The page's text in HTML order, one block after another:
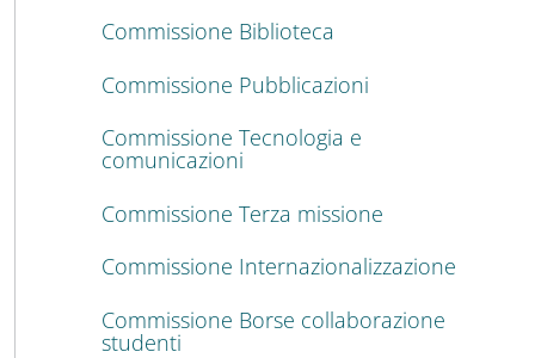
Commissione Biblioteca
Commissione Pubblicazioni
Commissione Tecnologia e
comunicazioni
Commissione Terza missione
Commissione Internazionalizzazione
Commissione Borse collaborazione
studenti